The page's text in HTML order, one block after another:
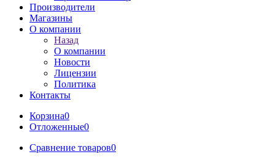
Производители
Магазины
О компании
Назад
О компании
Новости
Лицензии
Политика
Контакты
Корзина0
Отложенные0
Сравнение товаров0